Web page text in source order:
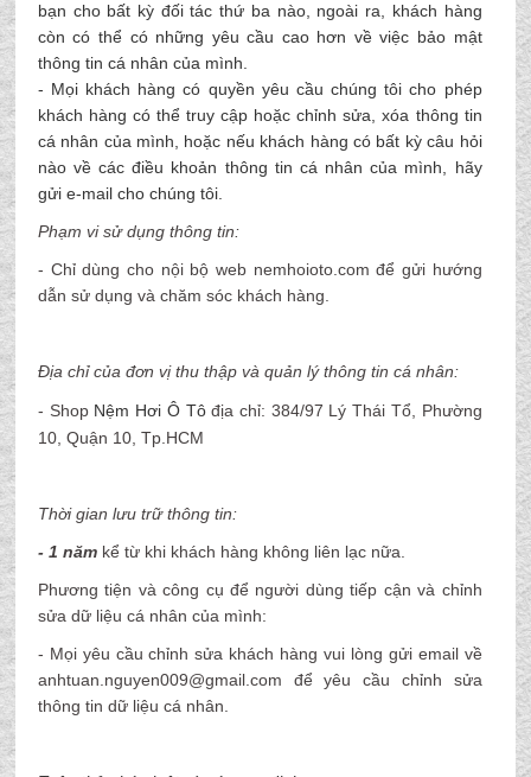
bạn cho bất kỳ đối tác thứ ba nào, ngoài ra, khách hàng
còn có thể có những yêu cầu cao hơn về việc bảo mật
thông tin cá nhân của mình.
- Mọi khách hàng có quyền yêu cầu chúng tôi cho phép
khách hàng có thể truy cập hoặc chỉnh sửa, xóa thông tin
cá nhân của mình, hoặc nếu khách hàng có bất kỳ câu hỏi
nào về các điều khoản thông tin cá nhân của mình, hãy
gửi e-mail cho chúng tôi.
Phạm vi sử dụng thông tin:
- Chỉ dùng cho nội bộ web nemhoioto.com để gửi hướng
dẫn sử dụng và chăm sóc khách hàng.
Địa chỉ của đơn vị thu thập và quản lý thông tin cá nhân:
- Shop Nệm Hơi Ô Tôđịa chỉ: 384/97 Lý Thái Tổ, Phường
10, Quận 10, Tp.HCM
Thời gian lưu trữ thông tin:
- 1 năm kể từ khi khách hàng không liên lạc nữa.
Phương tiện và công cụ để người dùng tiếp cận và chỉnh
sửa dữ liệu cá nhân của mình:
- Mọi yêu cầu chỉnh sửa khách hàng vui lòng gửi email về
anhtuan.nguyen009@gmail.com để yêu cầu chỉnh sửa
thông tin dữ liệu cá nhân.